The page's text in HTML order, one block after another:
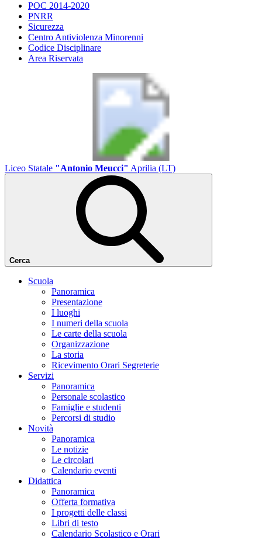
POC 2014-2020
PNRR
Sicurezza
Centro Antiviolenza Minorenni
Codice Disciplinare
Area Riservata
Liceo Statale "Antonio Meucci" Aprilia (LT)
Cerca
Scuola
Panoramica
Presentazione
I luoghi
I numeri della scuola
Le carte della scuola
Organizzazione
La storia
Ricevimento Orari Segreterie
Servizi
Panoramica
Personale scolastico
Famiglie e studenti
Percorsi di studio
Novità
Panoramica
Le notizie
Le circolari
Calendario eventi
Didattica
Panoramica
Offerta formativa
I progetti delle classi
Libri di testo
Calendario Scolastico e Orari